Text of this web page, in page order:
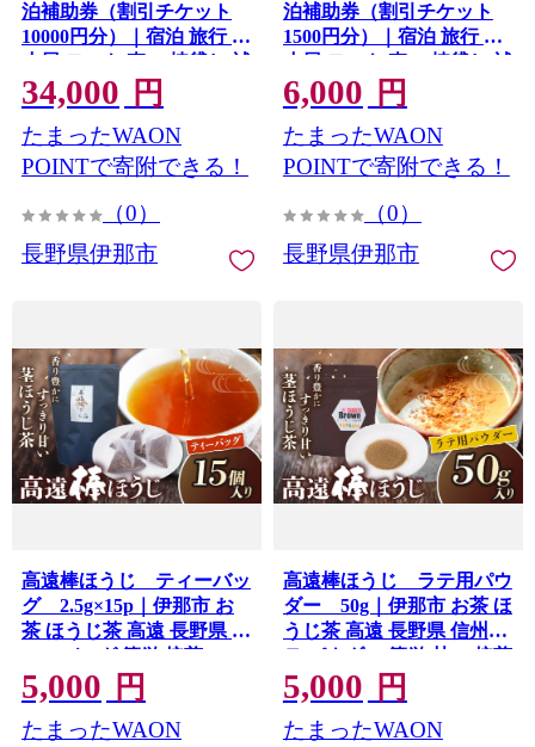
泊補助券（割引チケット
10000円分）｜宿泊 旅行 山
小屋 モッキ 森 一棟貸し 補
助券 伊那 信州 泊まり 自然
体験 割引チケット チケッ
ト ふるさと納税 【034-
11】
34,000 円
たまったWAON
POINTで寄附できる！
（0）
長野県伊那市
泊補助券（割引チケット
1500円分）｜宿泊 旅行 山
小屋 モッキ 森 一棟貸し 補
助券 伊那 信州 泊まり 自然
体験 割引チケット チケッ
ト ふるさと納税 【006-
23】
6,000 円
たまったWAON
POINTで寄附できる！
（0）
長野県伊那市
高遠棒ほうじ ティーバッ
グ 2.5g×15p｜伊那市 お
茶 ほうじ茶 高遠 長野県 テ
ィーバッグ 簡単 焙煎
【005-09】
5,000 円
たまったWAON
高遠棒ほうじ ラテ用パウ
ダー 50g｜伊那市 お茶 ほ
うじ茶 高遠 長野県 信州ラ
テ パウダー 簡単 甘い 焙煎
【005-08】
5,000 円
たまったWAON